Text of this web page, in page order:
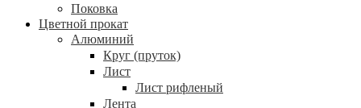
Поковка
Цветной прокат
Алюминий
Круг (пруток)
Лист
Лист рифленый
Лента